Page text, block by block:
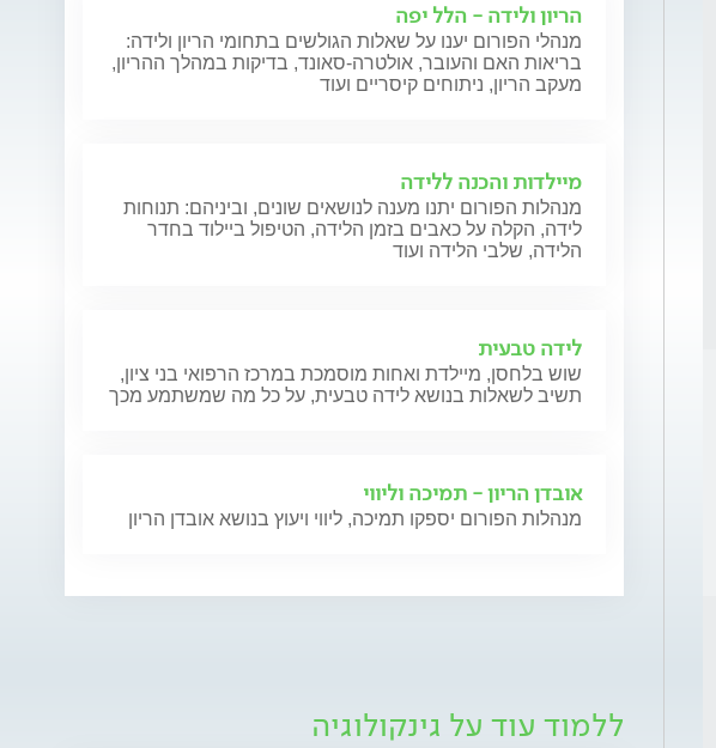
הריון ולידה - הלל יפה
מנהלי הפורום יענו על שאלות הגולשים בתחומי הריון ולידה:
בריאות האם והעובר, אולטרה-סאונד, בדיקות במהלך ההריון,
מעקב הריון, ניתוחים קיסריים ועוד
מיילדות והכנה ללידה
מנהלות הפורום יתנו מענה לנושאים שונים, וביניהם: תנוחות
לידה, הקלה על כאבים בזמן הלידה, הטיפול ביילוד בחדר
הלידה, שלבי הלידה ועוד
לידה טבעית
שוש בלחסן, מיילדת ואחות מוסמכת במרכז הרפואי בני ציון,
תשיב לשאלות בנושא לידה טבעית, על כל מה שמשתמע מכך
אובדן הריון - תמיכה וליווי
מנהלות הפורום יספקו תמיכה, ליווי ויעוץ בנושא אובדן הריון
ללמוד עוד על גינקולוגיה